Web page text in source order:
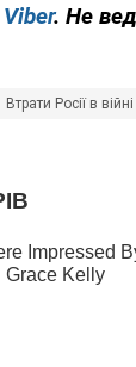
Viber. Не
Втрати Росії в